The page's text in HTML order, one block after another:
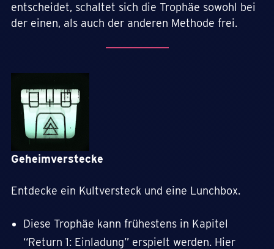
entscheidet, schaltet sich die Trophäe sowohl bei
der einen, als auch der anderen Methode frei.
Geheimverstecke
Entdecke ein Kultversteck und eine Lunchbox.
Diese Trophäe kann frühestens in Kapitel
“Return 1: Einladung” erspielt werden. Hier